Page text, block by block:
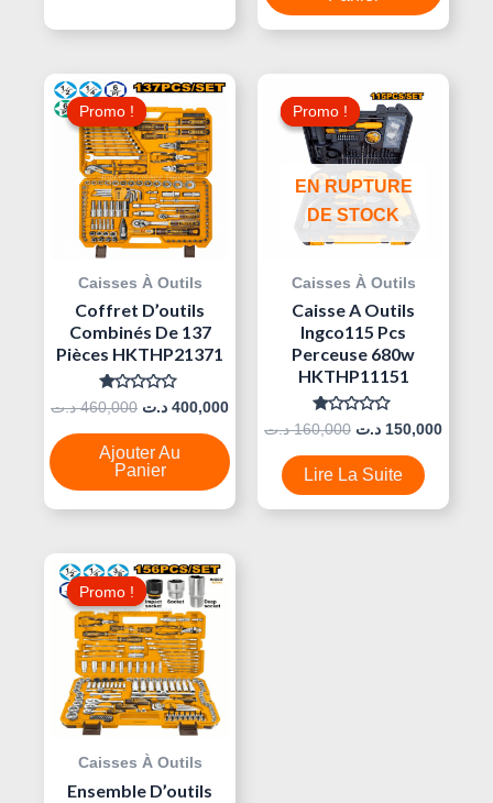
Promo !
Promo !
Caisses À Outils
Coffret D’outils
Combinés De 137
Pièces HKTHP21371
Note
Sur
5
460,000 د.ت
Le
Prix
Initial
Était :
400,000 د.ت
Le
400,000 د.ت.
Ajouter Au
Panier
Promo !
EN RUPTURE
DE STOCK
Promo !
Caisses À Outils
Caisse A Outils
Ingco115 Pcs
Perceuse 680w
HKTHP11151
Note
Sur
5
160,000 د.ت
Prix
Initial
Était :
150,000 د.ت
Le
Lire La Suite
Promo !
Promo !
Caisses À Outils
Ensemble D’outils
Le
Prix
Initial
Était :
Le